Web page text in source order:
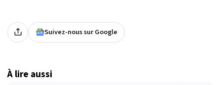
Suivez-nous sur Google
À lire aussi